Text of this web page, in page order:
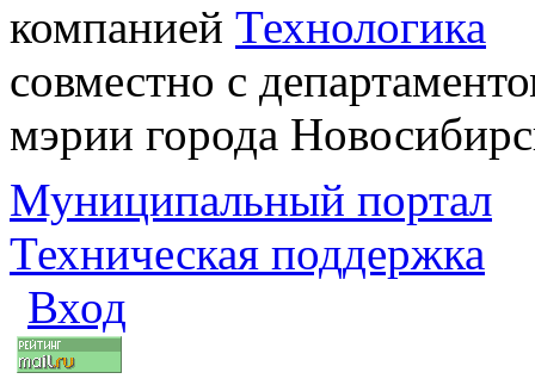
компанией Технологика
совместно с
мэрии города
Муниципальный портал
Техническая поддержка
Вход